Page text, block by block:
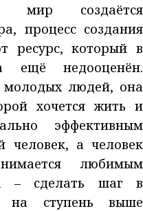
мир создаётся
процесс создания
ресурс, который в
ещё недооценён.
молодых людей, она
хочется жить и
эффективным
человек, а человек
любимым
– сделать шаг в
на ступень выше